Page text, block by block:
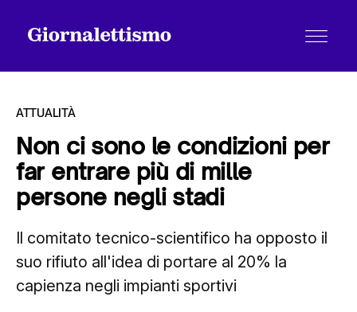
Tutti gli articoli
Chi siamo
Contatti
ATTUALITÀ
Non ci sono le condizioni per
far entrare più di mille
persone negli stadi
Il comitato tecnico-scientifico ha opposto il
suo rifiuto all'idea di portare al 20% la
capienza negli impianti sportivi